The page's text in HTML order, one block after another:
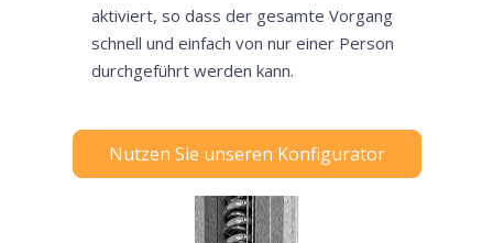
aktiviert, so dass der gesamte Vorgang
schnell und einfach von nur einer Person
durchgeführt werden kann.
Nutzen Sie unseren Konfigurator